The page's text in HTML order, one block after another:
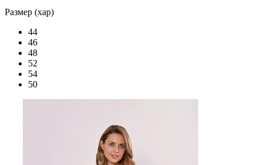
Размер (хар)
44
46
48
52
54
50